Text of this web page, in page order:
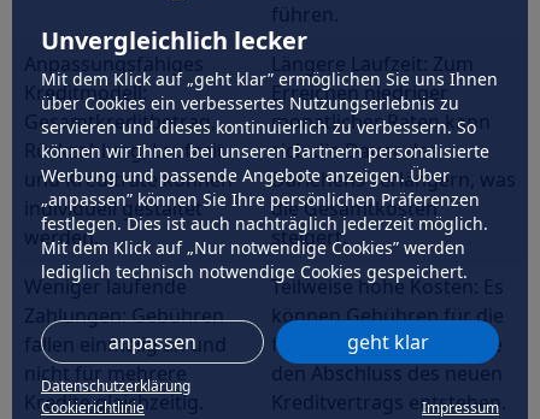
Unvergleichlich lecker
Mit dem Klick auf „geht klar” ermöglichen Sie uns Ihnen
über Cookies ein verbessertes Nutzungserlebnis zu
servieren und dieses kontinuierlich zu verbessern. So
können wir Ihnen bei unseren Partnern personalisierte
Werbung und passende Angebote anzeigen. Über
„anpassen” können Sie Ihre persönlichen Präferenzen
festlegen. Dies ist auch nachträglich jederzeit möglich.
Mit dem Klick auf „Nur notwendige Cookies” werden
lediglich technisch notwendige Cookies gespeichert.
anpassen geht klar
Datenschutzerklärung
Cookierichtlinie
Impressum
führen.
Anpassungsfähiges
Kreditmodell:
Gesamtkreditbetrag,
Rückzahlung, Laufzeit
und Kreditrate können
individuell gestaltet
werden.
Längere Laufzeit: Zum
Erreichen niedriger
monatlicher Raten kann
sich die Dauer des
Darlehens verlängern, was
die Gesamtkosten
steigert.
Weniger laufende
Zahlungen: Gebühren
fallen einmalig an und
nicht für mehrere
Kredite gleichzeitig.
Teilweise hohe Kosten: Es
können Gebühren für die
frühzeitige Tilgung sowie
den Abschluss des neuen
Kreditvertrags entstehen.